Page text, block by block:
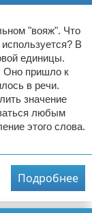
"вояж". Что
В
единицы.
Оно пришло к
в речи.
значение
любым
этого слова.
Подробнее